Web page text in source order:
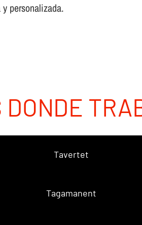
personalizada.
Tavertet
Tagamanent